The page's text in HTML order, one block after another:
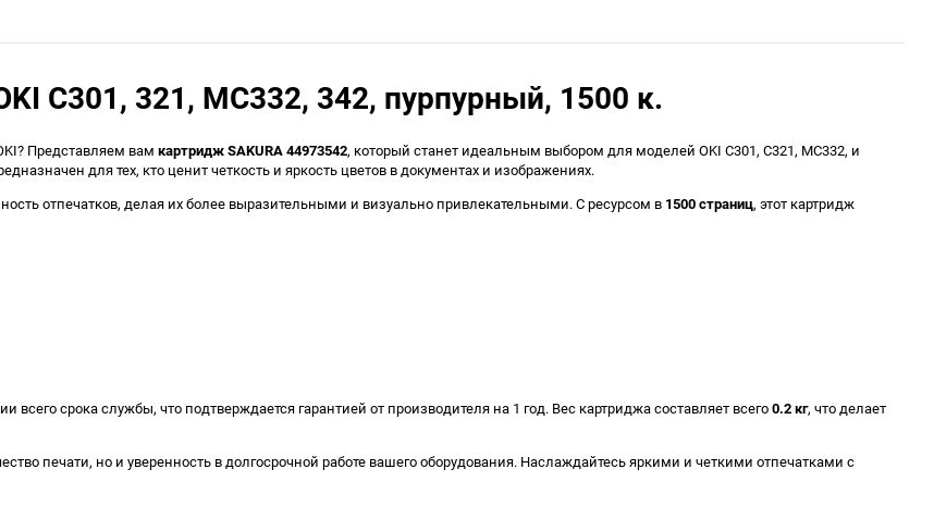
C301, 321, MC332, 342, пурпурный, 1500 к.
Представляем вам картридж SAKURA 44973542, который станет идеальным выбором для моделей OKI C301, C321, MC332, и
для тех, кто ценит четкость и яркость цветов в документах и изображениях.
отпечатков, делая их более выразительными и визуально привлекательными. С ресурсом в 1500 страниц, этот картридж
всего срока службы, что подтверждается гарантией от производителя на 1 год. Вес картриджа составляет всего0.2 кг, что делает
печати, но и уверенность в долгосрочной работе вашего оборудования. Наслаждайтесь яркими и четкими отпечатками с